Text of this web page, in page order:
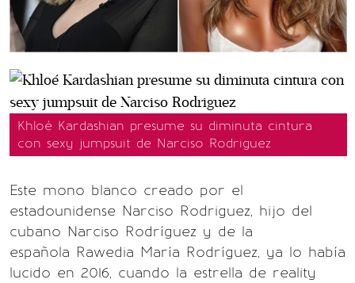
Khloé Kardashian presume su diminuta cintura
con sexy jumpsuit de Narciso Rodriguez
Este mono blanco creado por el
estadounidense Narciso Rodriguez, hijo del
cubano Narciso Rodríguez y de la
española Rawedia María Rodríguez, ya lo había
lucido en 2016, cuando la estrella de reality